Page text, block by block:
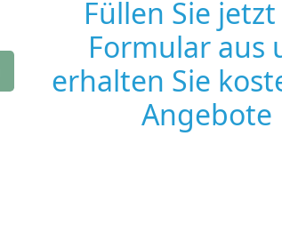
Füllen Sie
Formular aus
erhalten Sie
Angebote